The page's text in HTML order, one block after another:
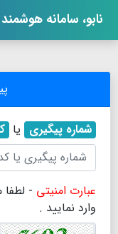
نابو، سامانه
شماره پیگیری یا
عبارت امنیتی -
وارد نمایید .